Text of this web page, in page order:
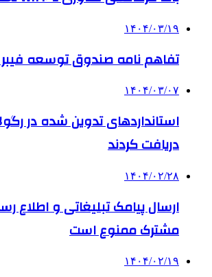
۱۴۰۴/۰۳/۱۹
تفاهم نامه صندوق توسعه
۱۴۰۴/۰۳/۰۷
استانداردهای تدوین شده در
دریافت کردند
۱۴۰۴/۰۲/۲۸
ارسال پیامک تبلیغاتی و اطلاع
مشترک ممنوع است
۱۴۰۴/۰۲/۱۹